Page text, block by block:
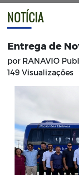
NOTÍCIA
Entrega de
por RANAVIO
149 Visualizações